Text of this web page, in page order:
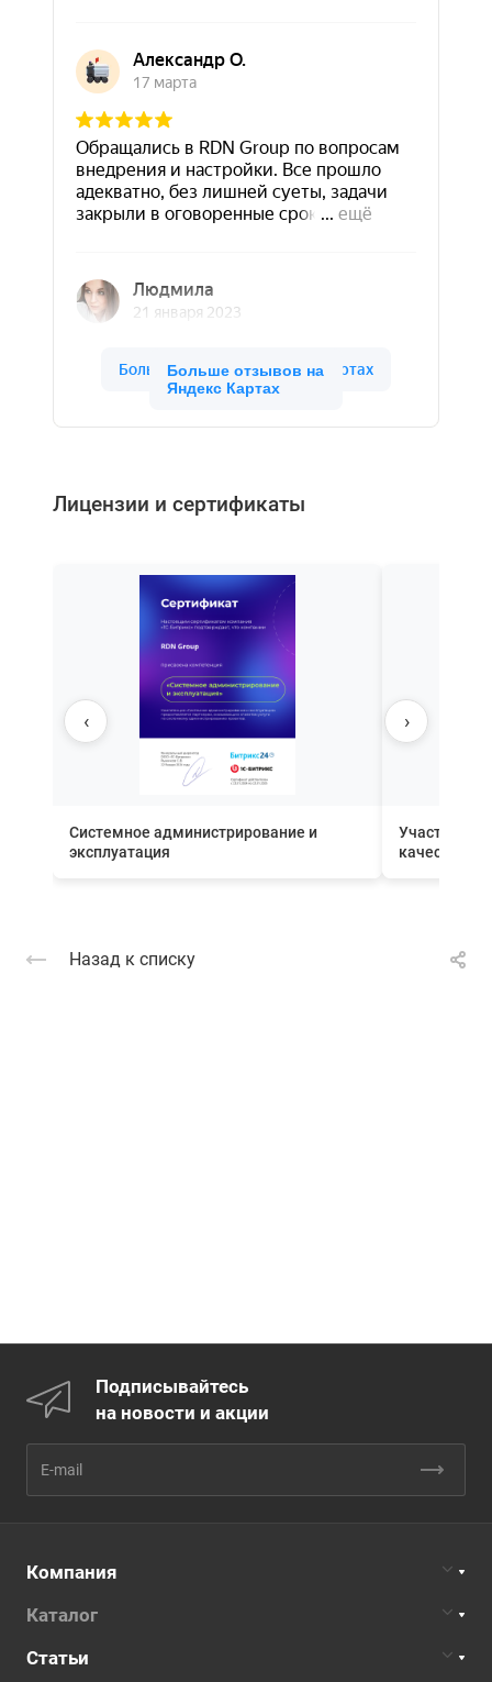
Больше отзывов на
Яндекс Картах
Лицензии и сертификаты
Системное администрирование и
эксплуатация
Участник
качества
‹ ›
Назад к списку
Подписывайтесь
на новости и акции
Компания
Каталог
Статьи